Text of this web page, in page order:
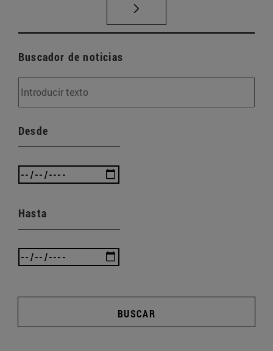
Buscador de noticias
Desde
Hasta
BUSCAR